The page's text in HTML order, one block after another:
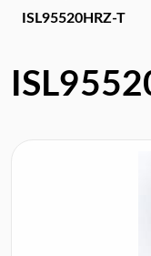
ISL95520HRZ-T